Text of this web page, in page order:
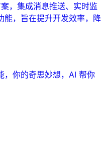
，集成消息推送、实时监
能，旨在提升开发效率，降
，你的奇思妙想，AI 帮你